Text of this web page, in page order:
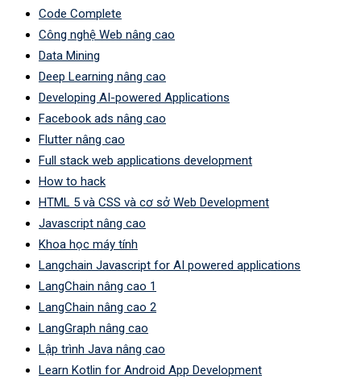
Code Complete
Công nghệ Web nâng cao
Data Mining
Deep Learning nâng cao
Developing AI-powered Applications
Facebook ads nâng cao
Flutter nâng cao
Full stack web applications development
How to hack
HTML 5 và CSS và cơ sở Web Development
Javascript nâng cao
Khoa học máy tính
Langchain Javascript for AI powered applications
LangChain nâng cao 1
LangChain nâng cao 2
LangGraph nâng cao
Lập trình Java nâng cao
Learn Kotlin for Android App Development